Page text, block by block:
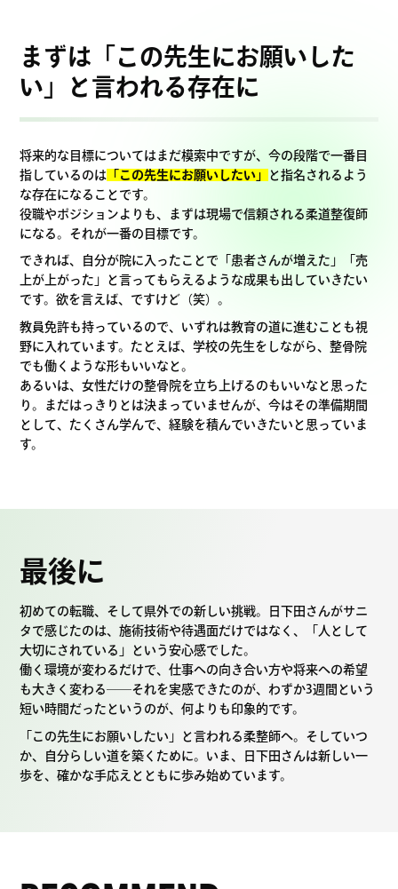
まずは「この先生にお願いした
い」と言われる存在に
将来的な目標についてはまだ模索中ですが、今の段階で一番目
指しているのは 「この先生にお願いしたい」
と指名されるよう
な存在になることです。
役職やポジションよりも、まずは現場で信頼される柔道整復師
になる。それが一番の目標です。
できれば、自分が院に入ったことで「患者さんが増えた」「売
上が上がった」と言ってもらえるような成果も出していきたい
です。欲を言えば、ですけど（笑）。
教員免許も持っているので、いずれは教育の道に進むことも視
野に入れています。たとえば、学校の先生をしながら、整骨院
でも働くような形もいいなと。
あるいは、女性だけの整骨院を立ち上げるのもいいなと思った
り。まだはっきりとは決まっていませんが、今はその準備期間
として、たくさん学んで、経験を積んでいきたいと思っていま
す。
最後に
初めての転職、そして県外での新しい挑戦。日下田さんがサニ
タで感じたのは、施術技術や待遇面だけではなく、「人として
大切にされている」という安心感でした。
働く環境が変わるだけで、仕事への向き合い方や将来への希望
も大きく変わる――それを実感できたのが、わずか3週間という
短い時間だったというのが、何よりも印象的です。
「この先生にお願いしたい」と言われる柔整師へ。そしていつ
か、自分らしい道を築くために。いま、日下田さんは新しい一
歩を、確かな手応えとともに歩み始めています。